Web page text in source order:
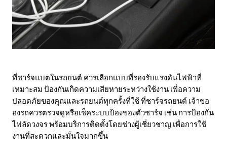
ที่ชาร์จแบตในรถยนต์ ควรเลือกแบบที่รองรับแรงดันไฟฟ้าที่
เหมาะสม ป้องกันเกิดความเสียหายระหว่างใช้งาน เพื่อความ
ปลอดภัยของคุณและรถยนต์ทุกครั้งที่ใช้ ที่ชาร์จรถยนต์ เจ้าขอ
องรถควรตรวจดูหรือเช็คระบบป้องของตัวชาร์จ เช่น การป้องกัน
ไฟลัดวงจร พร้อมบริการติดตั้งโดยช่างผู้เชี่ยวชาญ เพื่อการใช้
งานที่สะดวกและมั่นใจมากขึ้น